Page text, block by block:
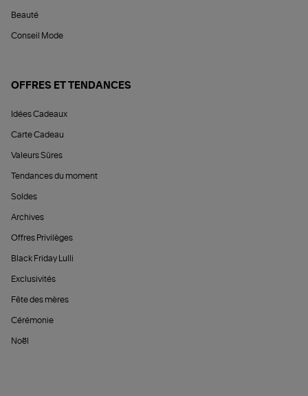
Beauté
Conseil Mode
OFFRES ET TENDANCES
Idées Cadeaux
Carte Cadeau
Valeurs Sûres
Tendances du moment
Soldes
Archives
Offres Privilèges
Black Friday Lulli
Exclusivités
Fête des mères
Cérémonie
Noël